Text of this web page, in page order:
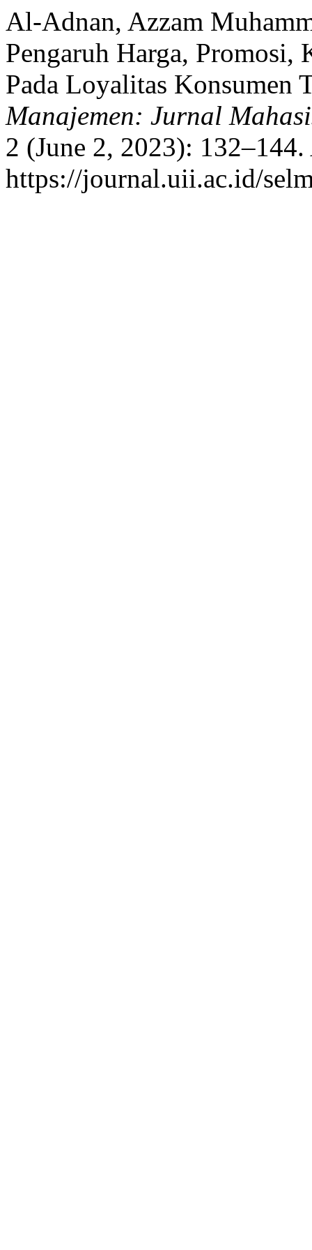
Al-Adnan, Azzam
Pengaruh Harga, Promosi,
Pada Loyalitas Konsumen
Manajemen: Jurnal
2 (June 2, 2023):
https://journal.uii.ac.id/